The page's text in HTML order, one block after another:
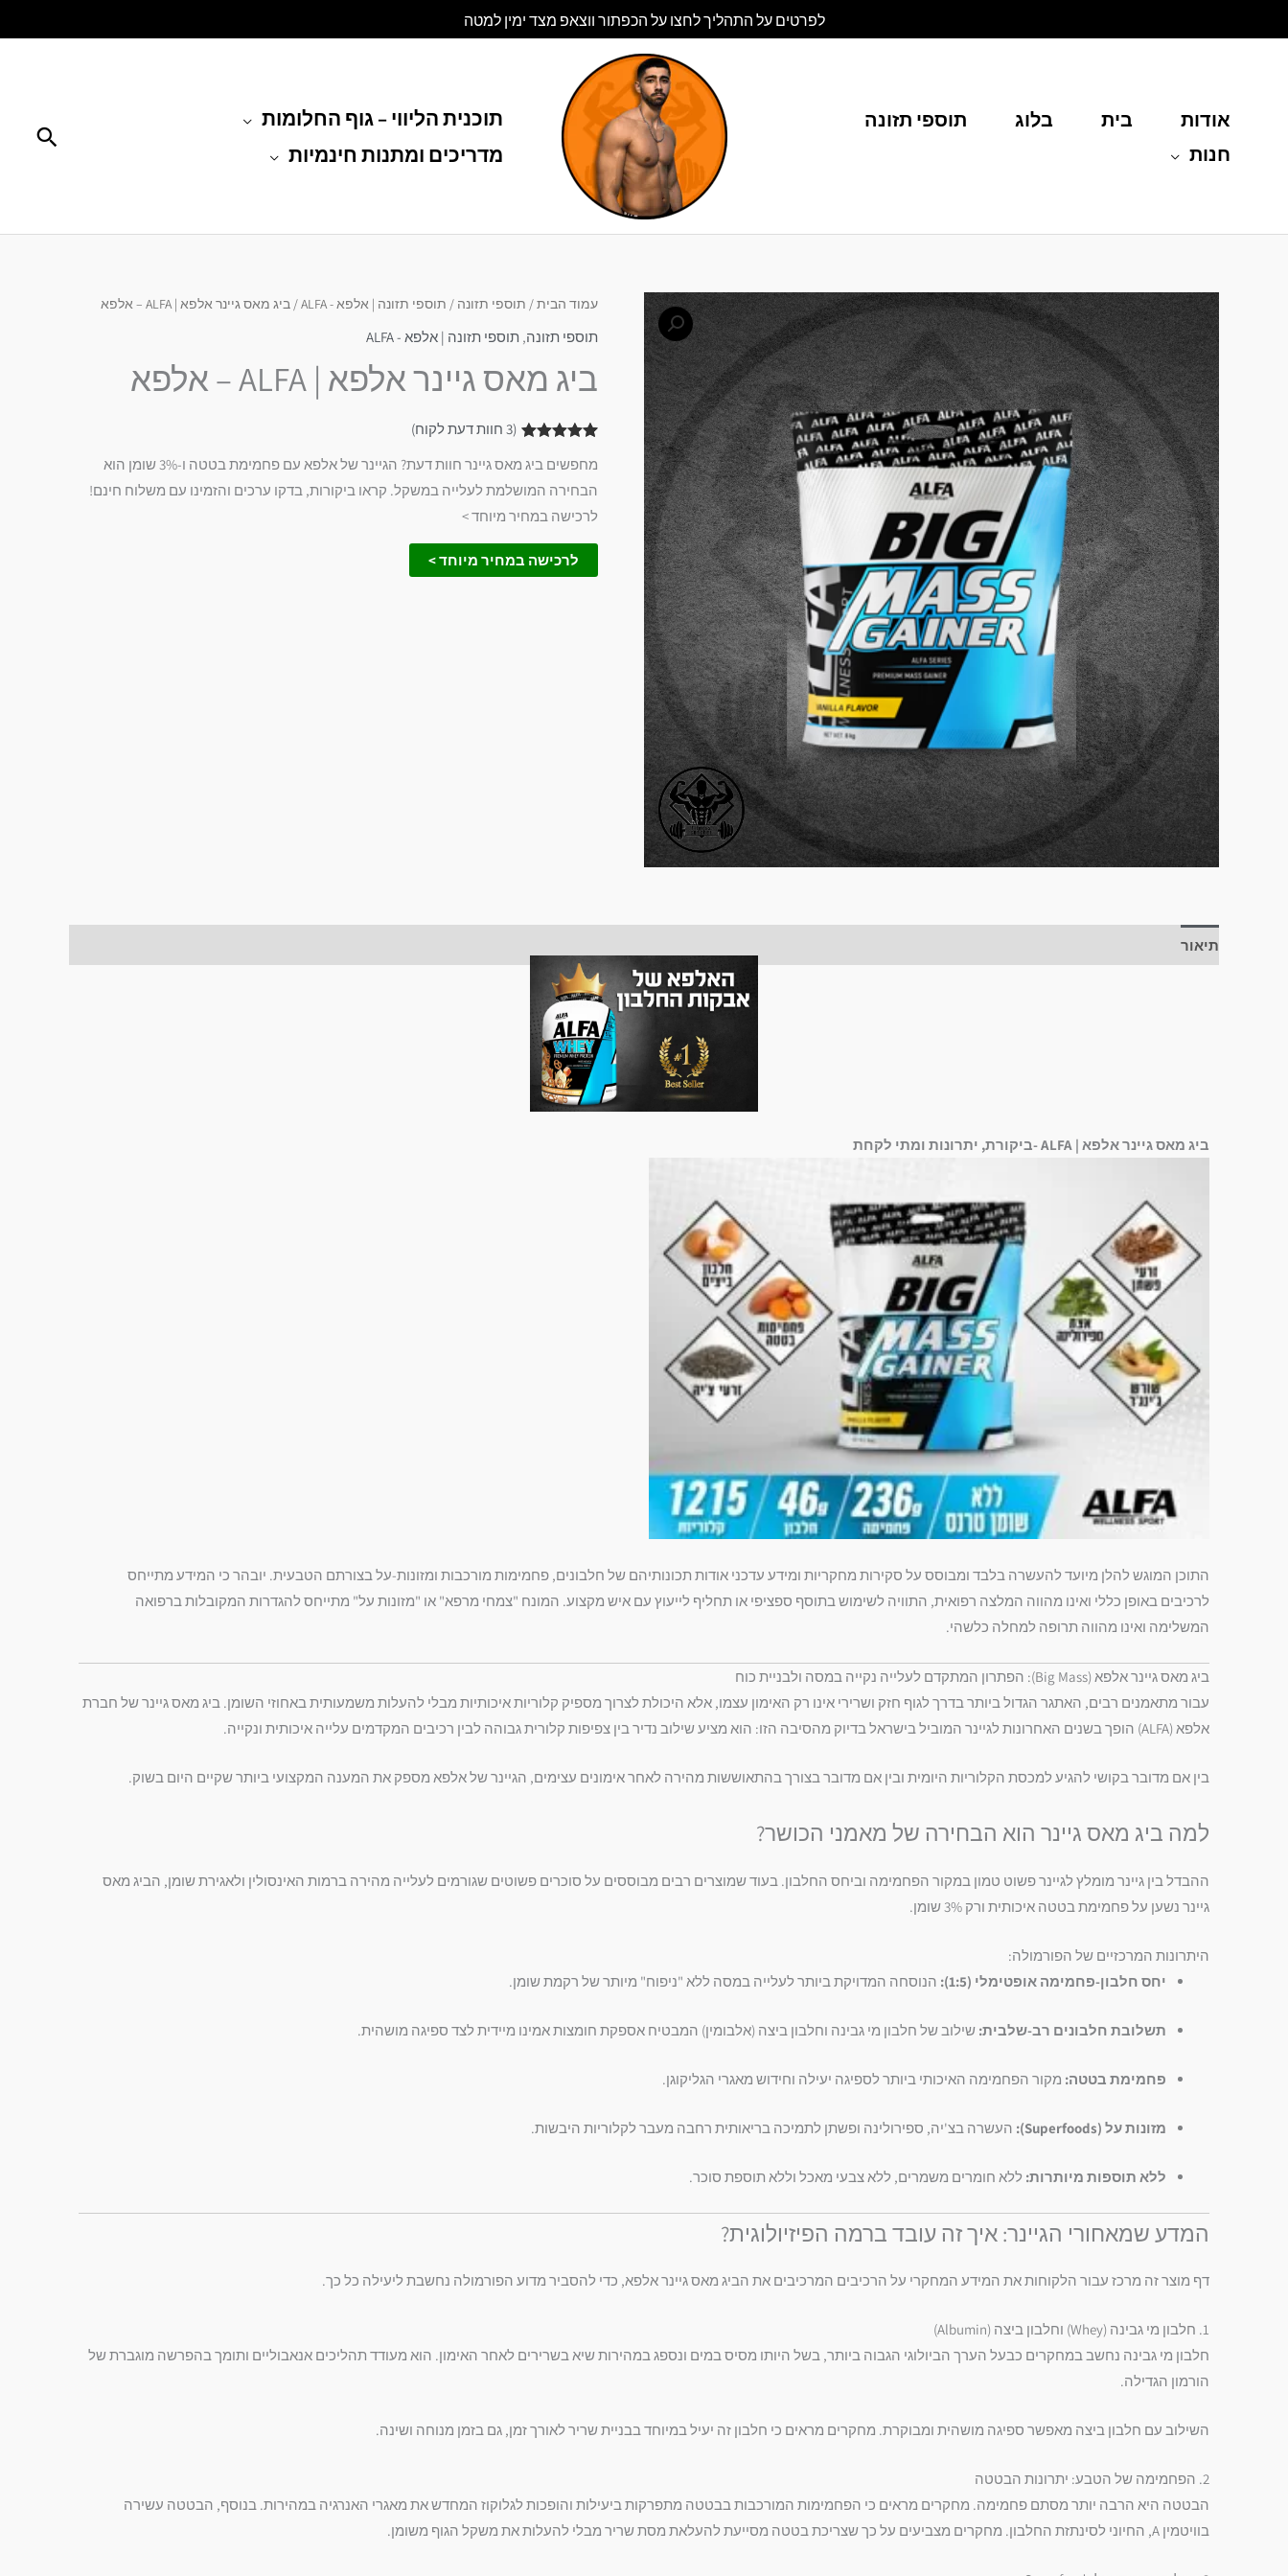
לתוכן
לפרטים על התהליך לחצו על הכפתור ווצאפ מצד ימין למטה
אודות בית בלוג
תוספי תזונה
חנות
תוכנית הליווי – גוף החלומות
מדריכים ומתנות חינמיות
עמוד הבית/ תוספי תזונה / תוספי תזונה | אלפא - ALFA / ביג מאס גיינר אלפא | ALFA – אלפא
תוספי תזונה, תוספי תזונה | אלפא - ALFA
ביג מאס גיינר אלפא | ALFA – אלפא
מתוך 5
דירוגים של
לקוחות
(
3 חוות דעת לקוח)
מחפשים ביג מאס גיינר חוות דעת? הגיינר של אלפא עם פחמימת בטטה ו-3% שומן הוא
הבחירה המושלמת לעלייה במשקל. קראו ביקורות, בדקו ערכים והזמינו עם משלוח חינם!
לרכישה במחיר מיוחד >
לרכישה במחיר מיוחד >
תיאור
ביג מאס גיינר אלפא | ALFA -ביקורת, יתרונות ומתי לקחת
התוכן המוגש להלן מיועד להעשרה בלבד ומבוסס על סקירות מחקריות ומידע עדכני אודות תכונותיהם של חלבונים, פחמימות מורכבות ומזונות-על בצורתם הטבעית. יובהר כי המידע מתייחס
לרכיבים באופן כללי ואינו מהווה המלצה רפואית, התוויה לשימוש בתוסף ספציפי או תחליף לייעוץ עם איש מקצוע. המונח "צמחי מרפא" או "מזונות על" מתייחס להגדרות המקובלות ברפואה
המשלימה ואינו מהווה תרופה למחלה כלשהי.
ביג מאס גיינר אלפא (Big Mass): הפתרון המתקדם לעלייה נקייה במסה ולבניית כוח
עבור מתאמנים רבים, האתגר הגדול ביותר בדרך לגוף חזק ושרירי אינו רק האימון עצמו, אלא היכולת לצרוך מספיק קלוריות איכותיות מבלי להעלות משמעותית באחוזי השומן. ביג מאס גיינר של חברת
אלפא (ALFA) הופך בשנים האחרונות לגיינר המוביל בישראל בדיוק מהסיבה הזו: הוא מציע שילוב נדיר בין צפיפות קלורית גבוהה לבין רכיבים המקדמים עלייה איכותית ונקייה.
בין אם מדובר בקושי להגיע למכסת הקלוריות היומית ובין אם מדובר בצורך בהתאוששות מהירה לאחר אימונים עצימים, הגיינר של אלפא מספק את המענה המקצועי ביותר שקיים היום בשוק.
למה ביג מאס גיינר הוא הבחירה של מאמני הכושר?
ההבדל בין גיינר מומלץ לגיינר פשוט טמון במקור הפחמימה וביחס החלבון. בעוד שמוצרים רבים מבוססים על סוכרים פשוטים שגורמים לעלייה מהירה ברמות האינסולין ולאגירת שומן, הביג מאס
גיינר נשען על פחמימת בטטה איכותית ורק 3% שומן.
היתרונות המרכזיים של הפורמולה:
יחס חלבון-פחמימה אופטימלי (1:5):
הנוסחה המדויקת ביותר לעלייה במסה ללא "ניפוח" מיותר של רקמת שומן.
תשלובת חלבונים רב-שלבית: שילוב של חלבון מי גבינה וחלבון ביצה (אלבומין) המבטיח אספקת חומצות אמינו מיידית לצד ספיגה מושהית.
פחמימת בטטה: מקור הפחמימה האיכותי ביותר לספיגה יעילה וחידוש מאגרי הגליקוגן.
מזונות על (Superfoods): העשרה בצ'יה, ספירולינה ופשתן לתמיכה בריאותית רחבה מעבר לקלוריות היבשות.
ללא תוספות מיותרות: ללא חומרים משמרים, ללא צבעי מאכל וללא תוספת סוכר.
המדע שמאחורי הגיינר: איך זה עובד ברמה הפיזיולוגית?
דף מוצר זה מרכז עבור הלקוחות את המידע המחקרי על הרכיבים המרכיבים את הביג מאס גיינר אלפא, כדי להסביר מדוע הפורמולה נחשבת ליעילה כל כך.
1. חלבון מי גבינה (Whey) וחלבון ביצה (Albumin)
חלבון מי גבינה נחשב במחקרים כבעל הערך הביולוגי הגבוה ביותר, בשל היותו מסיס במים ונספג במהירות שיא בשרירים לאחר האימון. הוא מעודד תהליכים אנאבוליים ותומך בהפרשה מוגברת של
הורמון הגדילה.
השילוב עם חלבון ביצה מאפשר ספיגה מושהית ומבוקרת. מחקרים מראים כי חלבון זה יעיל במיוחד בבניית שריר לאורך זמן, גם בזמן מנוחה ושינה.
2. הפחמימה של הטבע: יתרונות הבטטה
הבטטה היא הרבה יותר מסתם פחמימה. מחקרים מראים כי הפחמימות המורכבות בבטטה מתפרקות ביעילות והופכות לגלוקוז המחדש את מאגרי האנרגיה במהירות. בנוסף, הבטטה עשירה
בוויטמין A, החיוני לסינתזת החלבון. מחקרים מצביעים על כך שצריכת בטטה מסייעת להעלאת מסת שריר מבלי להעלות את משקל הגוף משומן.